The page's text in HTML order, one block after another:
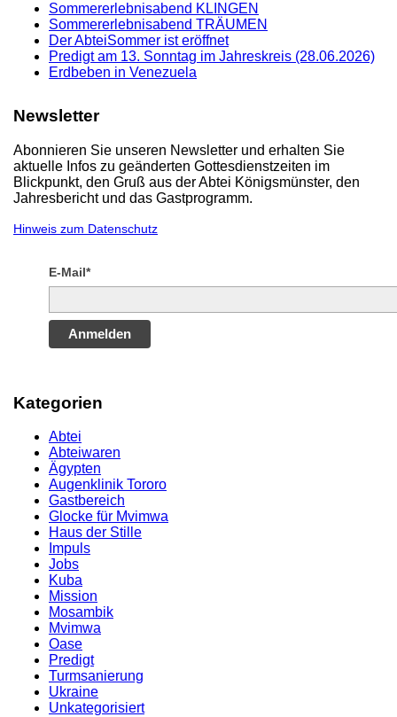
Sommererlebnisabend KLINGEN
Sommererlebnisabend TRÄUMEN
Der AbteiSommer ist eröffnet
Predigt am 13. Sonntag im Jahreskreis (28.06.2026)
Erdbeben in Venezuela
Newsletter
Abonnieren Sie unseren Newsletter und erhalten Sie
aktuelle Infos zu geänderten Gottesdienstzeiten im
Blickpunkt, den Gruß aus der Abtei Königsmünster, den
Jahresbericht und das Gastprogramm.
Hinweis zum Datenschutz
E-Mail*
Anmelden
Kategorien
Abtei
Abteiwaren
Ägypten
Augenklinik Tororo
Gastbereich
Glocke für Mvimwa
Haus der Stille
Impuls
Jobs
Kuba
Mission
Mosambik
Mvimwa
Oase
Predigt
Turmsanierung
Ukraine
Unkategorisiert